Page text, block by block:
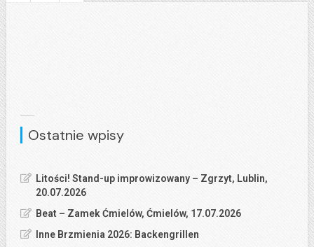
Ostatnie wpisy
Litości! Stand-up improwizowany – Zgrzyt, Lublin,
20.07.2026
Beat – Zamek Ćmielów, Ćmielów, 17.07.2026
Inne Brzmienia 2026: Backengrillen